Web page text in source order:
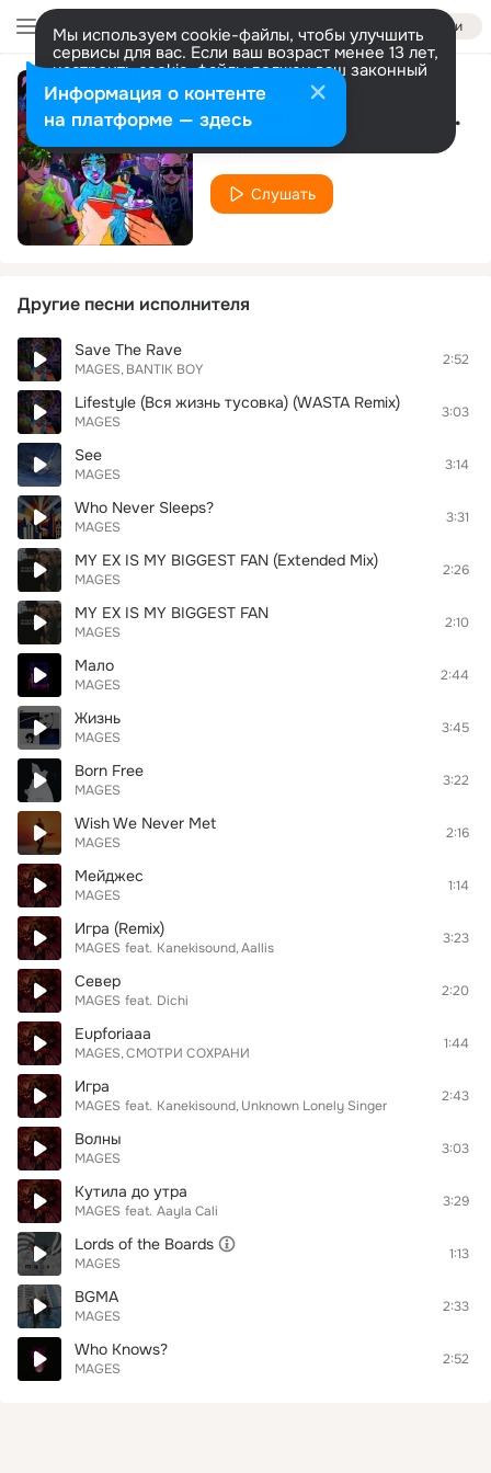
Войти
Мы используем cookie-файлы, чтобы улучшить
сервисы для вас. Если ваш возраст менее 13 лет,
настроить cookie-файлы должен ваш законный
представитель. Больше информации
Разрешить все Настроить Lifestyle (Вся жизнь тусовка)
MAGES
Слушать
Другие песни исполнителя
Save The Rave
MAGES BANTIK BOY
2:52
Lifestyle (Вся жизнь тусовка) (WASTA Remix)
MAGES
3:03
See
MAGES
3:14
Who Never Sleeps?
MAGES
3:31
MY EX IS MY BIGGEST FAN (Extended Mix)
MAGES
2:26
MY EX IS MY BIGGEST FAN
MAGES
2:10
Мало
MAGES
2:44
Жизнь
MAGES
3:45
Born Free
MAGES
3:22
Wish We Never Met
MAGES
2:16
Мейджес
MAGES
1:14
Игра (Remix)
MAGES feat. Kanekisound Aallis
3:23
Север
MAGES feat. Dichi
2:20
Eupforiaaa
MAGES СМОТРИ СОХРАНИ
1:44
Игра
MAGES feat. Kanekisound Unknown Lonely Singer
2:43
Волны
MAGES
3:03
Кутила до утра
MAGES feat. Aayla Cali
3:29
Lords of the Boards
MAGES
1:13
BGMA
MAGES
2:33
Who Knows?
MAGES
2:52
Информация о контенте
на платформе — здесь